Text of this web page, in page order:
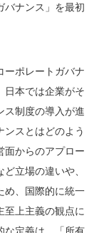
バナンス」を最初
ーポレートガバナ
日本では企業がそ
ス制度の導入が進
スとはどのよう
面からのアプロー
立場の違いや、
め、国際的に統一
至上主義の観点に
な定義は、「所有